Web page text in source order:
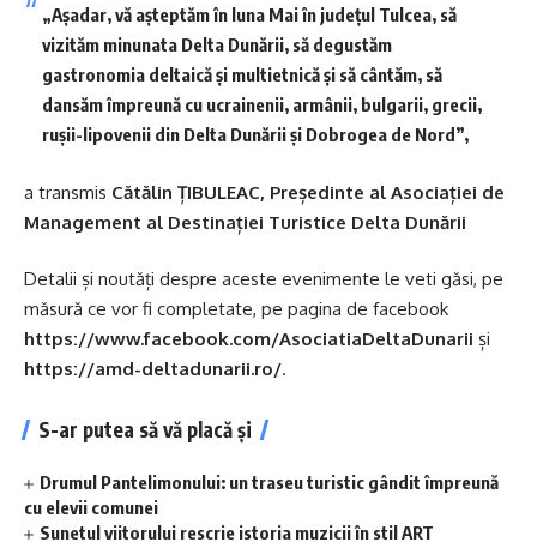
„Așadar, vă așteptăm în luna Mai în județul Tulcea, să
vizităm minunata Delta Dunării, să degustăm
gastronomia deltaică și multietnică și să cântăm, să
dansăm împreună cu ucrainenii, armânii, bulgarii, grecii,
rușii-lipovenii din Delta Dunării și Dobrogea de Nord”,
a transmis Cătălin ȚIBULEAC, Președinte al Asociației de
Management al Destinației Turistice Delta Dunării
Detalii și noutăți despre aceste evenimente le veti găsi, pe
măsură ce vor fi completate, pe pagina de facebook
https://www.facebook.com/AsociatiaDeltaDunarii și
https://amd-deltadunarii.ro/.
S-ar putea să vă placă și
Drumul Pantelimonului: un traseu turistic gândit împreună
cu elevii comunei
Sunetul viitorului rescrie istoria muzicii în stil ART